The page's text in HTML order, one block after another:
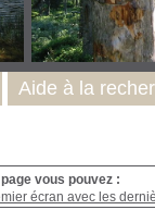
vous pouvez :
écran avec les
Aide à la